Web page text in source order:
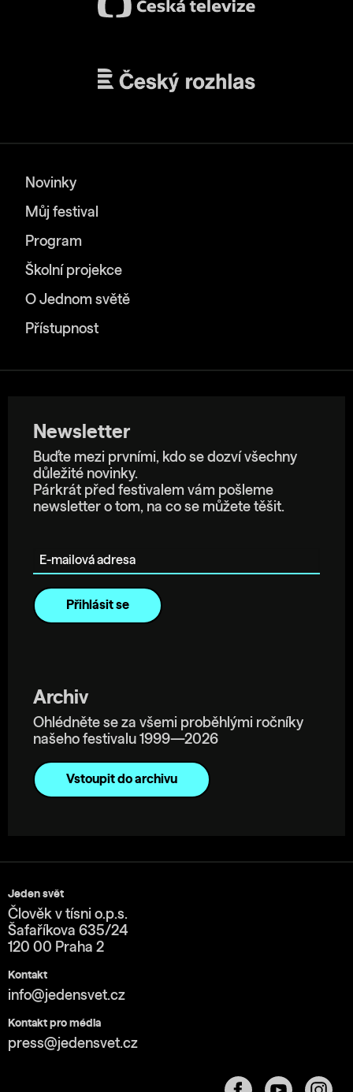
Novinky
Můj festival
Program
Školní projekce
O Jednom světě
Přístupnost
Newsletter
Buďte mezi prvními, kdo se dozví všechny
důležité novinky.
Párkrát před festivalem vám pošleme
newsletter o tom, na co se můžete těšit.
Archiv
Ohlédněte se za všemi proběhlými ročníky
našeho festivalu 1999—2026
Vstoupit do archivu
Jeden svět
Člověk v tísni o.p.s.
Šafaříkova 635/24
120 00 Praha 2
Kontakt
info@jedensvet.cz
Kontakt pro média
press@jedensvet.cz